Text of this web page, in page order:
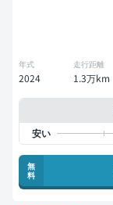
年式
2024
走行距離
1.3万km
無
料